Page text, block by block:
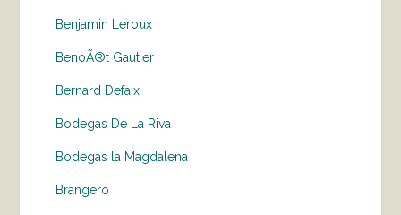
Benjamin Leroux
BenoÃ®t Gautier
Bernard Defaix
Bodegas De La Riva
Bodegas la Magdalena
Brangero